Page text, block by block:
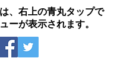
、右上の青丸タップで
ーが表示されます。